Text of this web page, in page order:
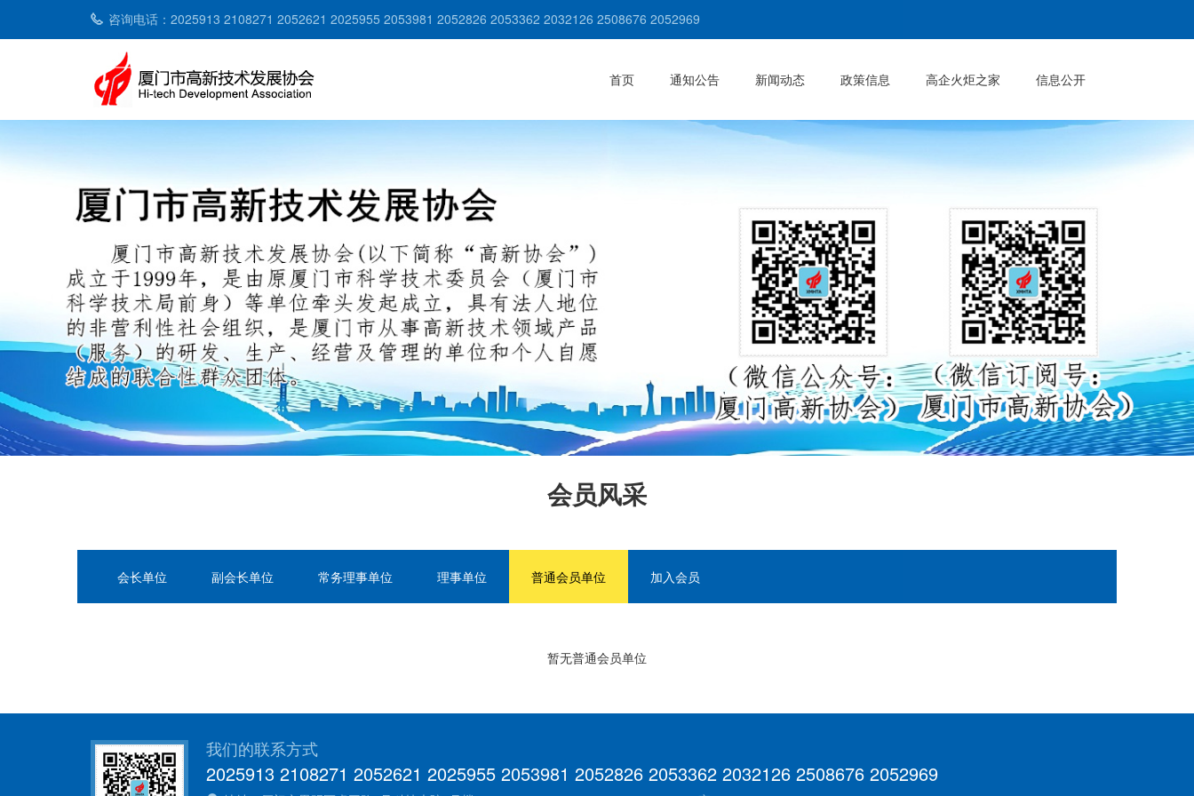
咨询电话：2025913 2108271 2052621 2025955 2053981 2052826 2053362 2032126 2508676 2052969
首页 通知公告 新闻动态 政策信息 高企火炬之家 信息公开
会员风采
会长单位 副会长单位 常务理事单位 理事单位 普通会员单位 加入会员
暂无普通会员单位
我们的联系方式
2025913 2108271 2052621 2025955 2053981 2052826 2053362 2032126 2508676 2052969